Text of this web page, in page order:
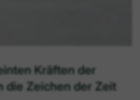
Kräften der
die Zeichen der Zeit